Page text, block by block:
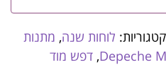
קטגוריות: לוחות שנה, מתנות
Depeche
, דפש מוד